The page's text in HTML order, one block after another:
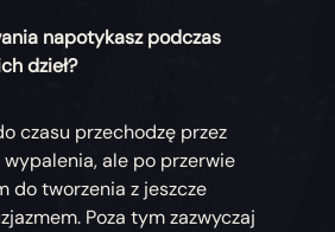
napotykasz podczas
dzieł?
czasu przechodzę przez
wypalenia, ale po przerwie
do tworzenia z jeszcze
Poza tym zazwyczaj